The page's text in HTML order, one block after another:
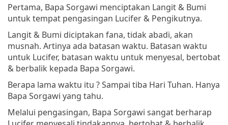
Pertama, Bapa Sorgawi menciptakan Langit & Bumi
untuk tempat pengasingan Lucifer & Pengikutnya.
Langit & Bumi diciptakan fana, tidak abadi, akan
musnah. Artinya ada batasan waktu. Batasan waktu
untuk Lucifer, batasan waktu untuk menyesal, bertobat
& berbalik kepada Bapa Sorgawi.
Berapa lama waktu itu ? Sampai tiba Hari Tuhan. Hanya
Bapa Sorgawi yang tahu.
Melalui pengasingan, Bapa Sorgawi sangat berharap